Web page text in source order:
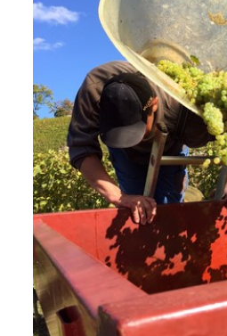
Médias
Login▼
Deutsch